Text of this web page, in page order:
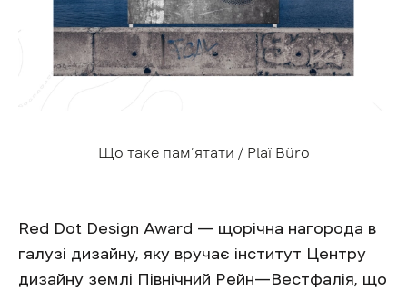
Що таке пам’ятати / Plaї Büro
Red Dot Design Award — щорічна нагорода в
галузі дизайну, яку вручає інститут Центру
дизайну землі Північний Рейн—Вестфалія, що